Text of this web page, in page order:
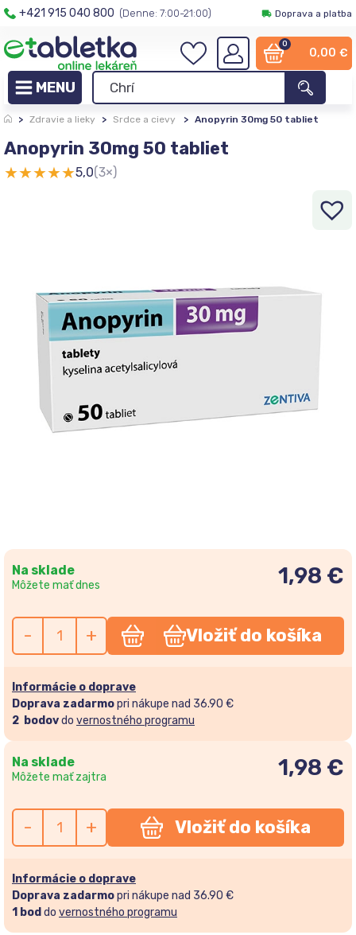
+421 915 040 800 (Denne: 7:00-21:00) Doprava a platba
0
0,00 €
> Zdravie a lieky > Srdce a cievy > Anopyrin 30mg 50 tabliet
Anopyrin 30mg 50 tabliet
★★★★★5,0(3×)
Na sklade
Môžete mať dnes 1,98 €
- + Vložiť do košíka
Informácie o doprave
Doprava zadarmopri nákupe nad 36.90 €
2 bodovdo vernostného programu
Na sklade
Môžete mať zajtra 1,98 €
- + Vložiť do košíka
Informácie o doprave
Doprava zadarmopri nákupe nad 36.90 €
1 bod do vernostného programu